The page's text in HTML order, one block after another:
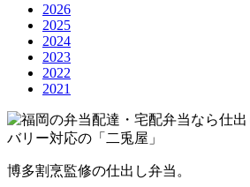
2026
2025
2024
2023
2022
2021
博多割烹監修の仕出し弁当。